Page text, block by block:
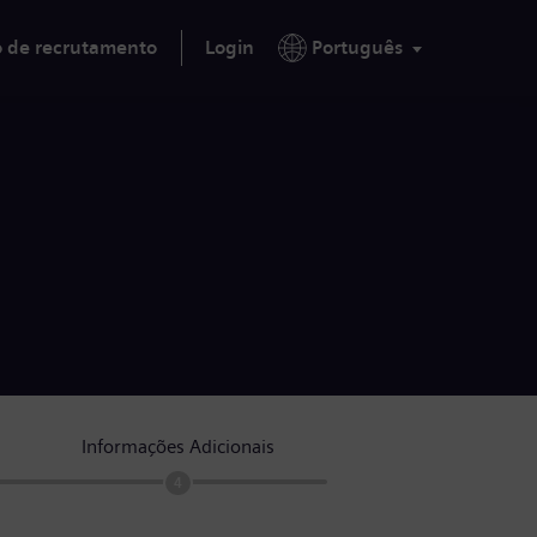
de recrutamento Login Português
Informações Adicionais